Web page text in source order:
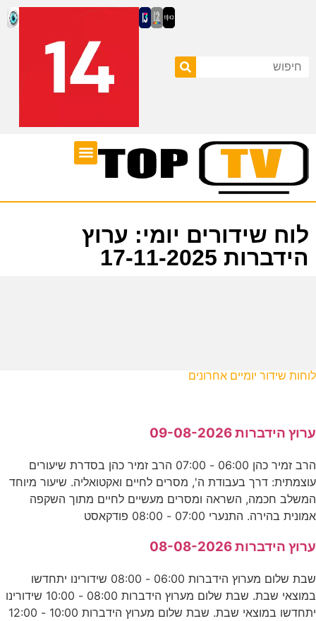
לוח שידורים יומי: ערוץ
הידברות 17-11-2025
לוחות שידור יומיים אחרונים
ערוץ הידברות 09-08-2026
הרב זמיר כהן 06:00 - 07:00 הרב זמיר כהן בסדרת שיעורים
עוצמתית: דרך בעבודת ה', מסרים לחיים ואקטואליה. שיעור מיוחד
המשלב חכמה, השראה ומסרים מעשיים לחיים מתוך השקפה
אמונית בהירה. התנערי 07:00 - 08:00 פודקאסט
ערוץ הידברות 08-08-2026
שבת שלום מערוץ הידברות 06:00 - 08:00 שידורינו יתחדשו
במוצאי שבת. שבת שלום מערוץ הידברות 08:00 - 10:00 שידורינו
יתחדשו במוצאי שבת. שבת שלום מערוץ הידברות 10:00 - 12:00